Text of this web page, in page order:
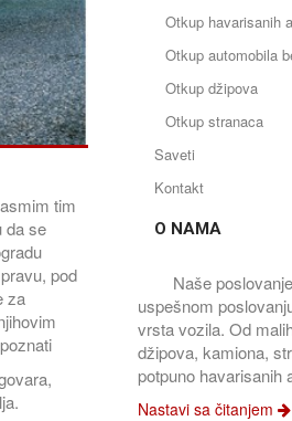
tim
da se
pod
za
Otkup havarisanih
Otkup automobila
Otkup džipova
Otkup stranaca
Saveti
Kontakt
O NAMA
Naše poslovanje
uspešnom
vrsta vozila. Od
džipova, kamiona,
potpuno havarisanih
Nastavi sa čitanjem